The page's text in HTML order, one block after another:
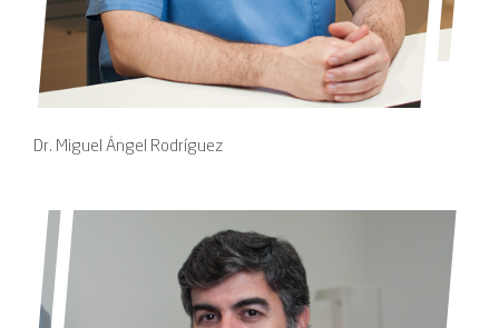
Dr. Miguel Ángel Rodríguez